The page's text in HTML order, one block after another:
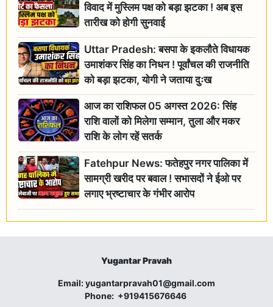
विवाद में मुस्लिम पक्ष को बड़ा झटका ! अब इस
तारीख को होगी सुनवाई
Uttar Pradesh: बसपा के इकलौते विधायक
उमाशंकर सिंह का निधन ! पूर्वांचल की राजनीति
को बड़ा झटका, योगी ने जताया दुःख
आज का राशिफल 05 अगस्त 2026: सिंह
राशि वालों को मिलेगा सम्मान, तुला और मकर
राशि के लोग रहें सतर्क
Fatehpur News: फतेहपुर नगर पालिका में
सामग्री खरीद पर बवाल ! सभासदों ने ईओ पर
लगाए भ्रष्टाचार के गंभीर आरोप
Yugantar Pravah
Email:yugantarpravah01@gmail.com
Phone: +919415676646